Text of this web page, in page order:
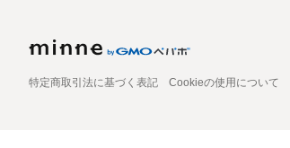
特定商取引法に基づく表記 Cookieの使用について